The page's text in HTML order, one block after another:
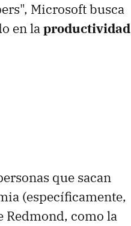
Microsoft busca
en laproductividad
que sacan
(específicamente,
Redmond, como la